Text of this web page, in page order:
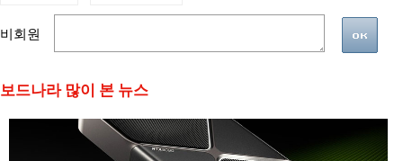
비회원
보드나라 많이 본 뉴스